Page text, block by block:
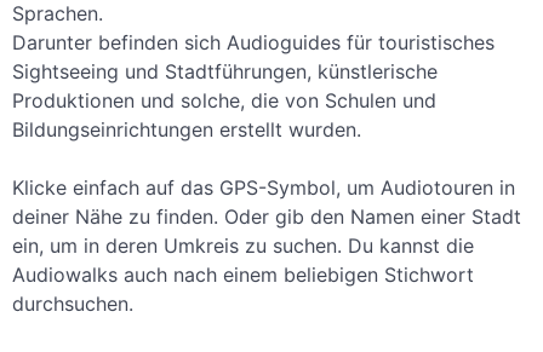
Sprachen.
Darunter befinden sich Audioguides für touristisches
Sightseeing und Stadtführungen, künstlerische
Produktionen und solche, die von Schulen und
Bildungseinrichtungen erstellt wurden.
Klicke einfach auf das GPS-Symbol, um Audiotouren in
deiner Nähe zu finden. Oder gib den Namen einer Stadt
ein, um in deren Umkreis zu suchen. Du kannst die
Audiowalks auch nach einem beliebigen Stichwort
durchsuchen.